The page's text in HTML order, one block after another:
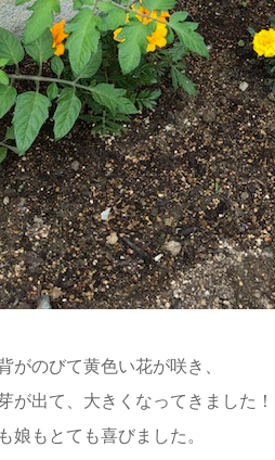
がのびて黄色い花が咲き、
が出て、大きくなってきました！
娘もとても喜びました。